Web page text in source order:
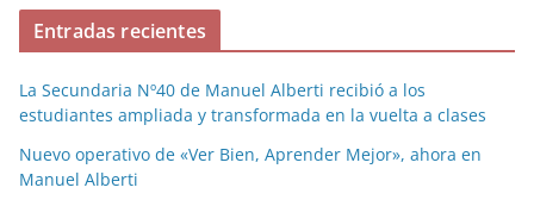
Entradas recientes
La Secundaria Nº40 de Manuel Alberti recibió a los
estudiantes ampliada y transformada en la vuelta a clases
Nuevo operativo de «Ver Bien, Aprender Mejor», ahora en
Manuel Alberti